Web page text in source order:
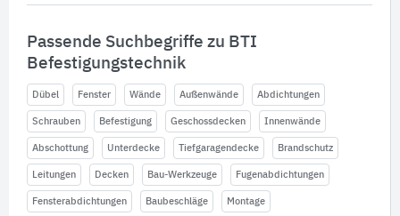
Passende Suchbegriffe zu BTI
Befestigungstechnik
Dübel Fenster Wände Außenwände Abdichtungen
Schrauben Befestigung Geschossdecken Innenwände
Abschottung Unterdecke Tiefgaragendecke Brandschutz
Leitungen Decken Bau-Werkzeuge Fugenabdichtungen
Fensterabdichtungen Baubeschläge Montage